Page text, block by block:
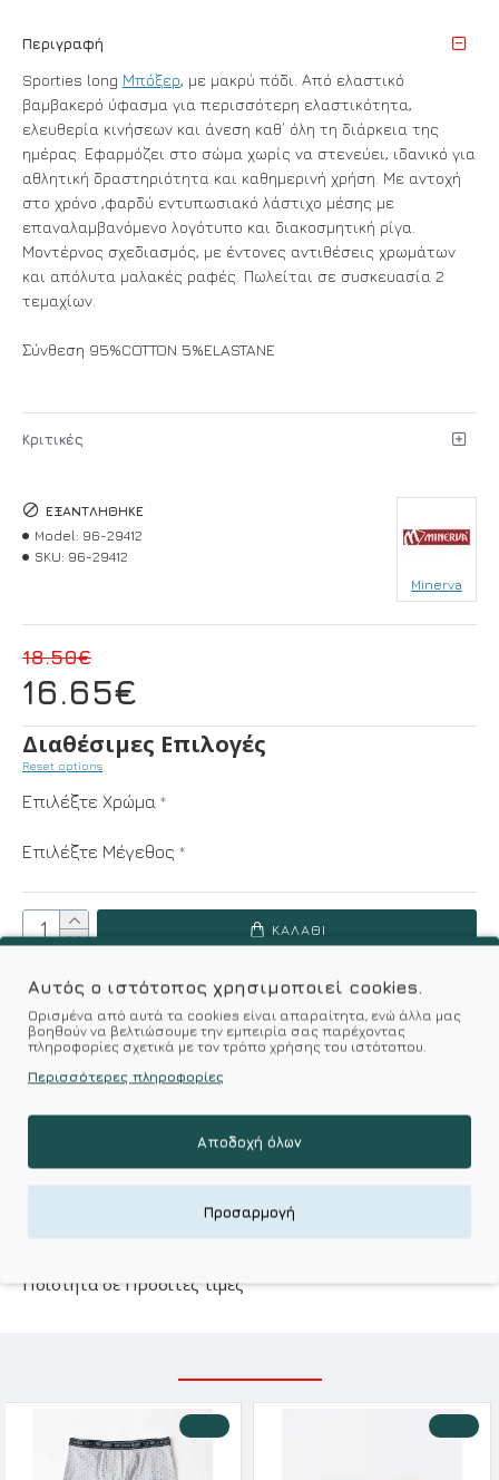
Περιγραφή
Sporties long Μπόξερ, με μακρύ πόδι. Από ελαστικό
βαμβακερό ύφασμα για περισσότερη ελαστικότητα,
ελευθερία κινήσεων και άνεση καθ΄ όλη τη διάρκεια της
ημέρας. Εφαρμόζει στο σώμα χωρίς να στενεύει, ιδανικό για
αθλητική δραστηριότητα και καθημερινή χρήση. Με αντοχή
στο χρόνο ,φαρδύ εντυπωσιακό λάστιχο μέσης με
επαναλαμβανόμενο λογότυπο και διακοσμητική ρίγα.
Μοντέρνος σχεδιασμός, με έντονες αντιθέσεις χρωμάτων
και απόλυτα μαλακές ραφές. Πωλείται σε συσκευασία 2
τεμαχίων.
Σύνθεση 95%COTTON 5%ELASTANE
Κριτικές
16.65€
18.50€
ΕΞΑΝΤΛΉΘΗΚΕ
Model: 96-29412
SKU: 96-29412
Minerva
Διαθέσιμες Επιλογές
Reset options
Επιλέξτε Χρώμα
Επιλέξτε Μέγεθος
ΚΑΛΆΘΙ
Επιθυμητό Σύγκριση
Εσάς & Υφάσματα Υψηλής Ποιότητας για
Αξεπέραστη Αντοχή
Ποιότητα σε Προσιτές τιμές
Αυτός ο ιστότοπος χρησιμοποιεί cookies.
Ορισμένα από αυτά τα cookies είναι απαραίτητα, ενώ άλλα μας
βοηθούν να βελτιώσουμε την εμπειρία σας παρέχοντας
πληροφορίες σχετικά με τον τρόπο χρήσης του ιστότοπου.
Περισσότερες πληροφορίες
Αποδοχή όλων
Προσαρμογή